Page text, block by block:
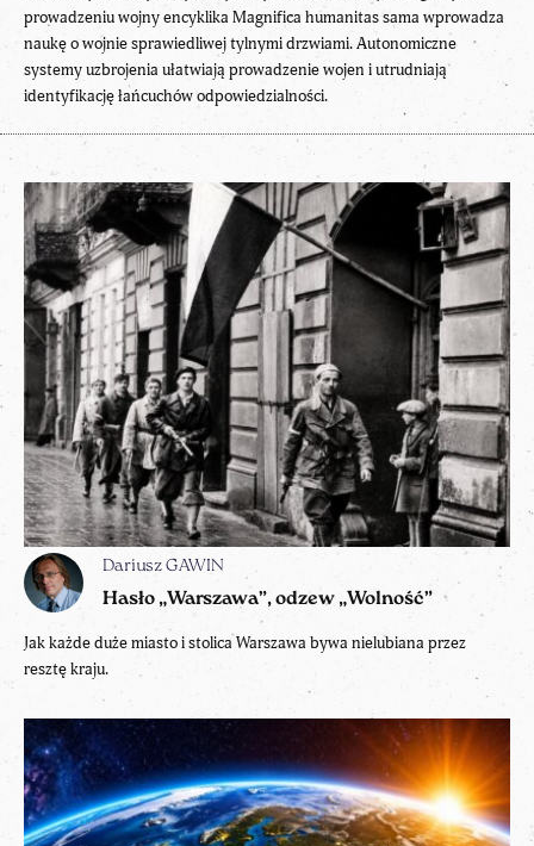
Dariusz GAWIN
Hasło „Warszawa”, odzew „Wolność”
Jak każde duże miasto i stolica Warszawa bywa nielubiana przez
resztę kraju.
prowadzeniu wojny encyklika Magnifica humanitas sama wprowadza
naukę o wojnie sprawiedliwej tylnymi drzwiami. Autonomiczne
systemy uzbrojenia ułatwiają prowadzenie wojen i utrudniają
identyfikację łańcuchów odpowiedzialności.